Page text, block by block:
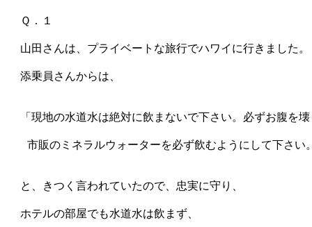
Ｑ．１
山田さんは、プライベートな旅行でハワイに行きました。
添乗員さんからは、
「現地の水道水は絶対に飲まないで下さい。必ずお腹を
市販のミネラルウォーターを必ず飲むようにして下さい
と、きつく言われていたので、忠実に守り、
ホテルの部屋でも水道水は飲まず、